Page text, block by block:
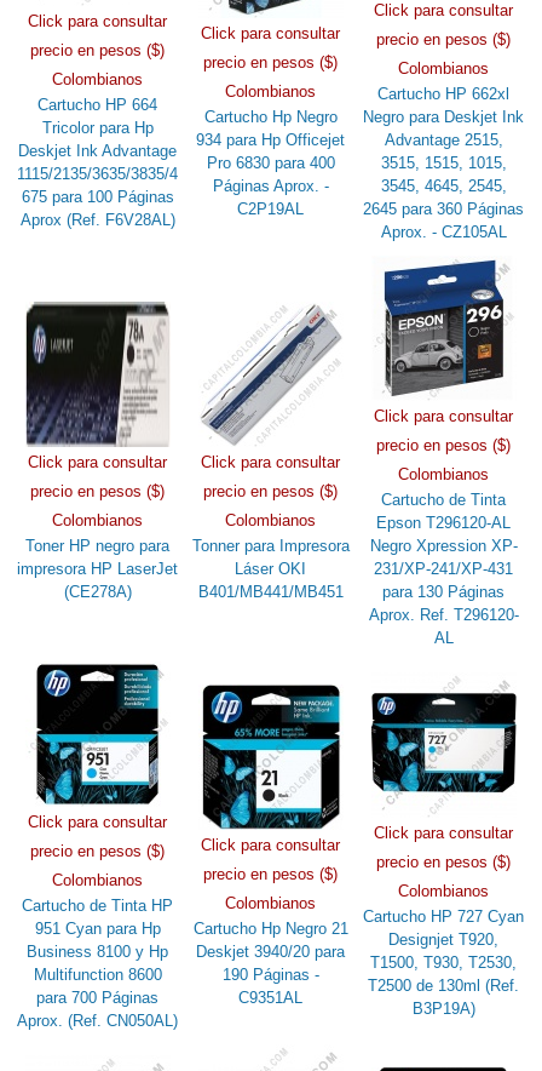
Click para consultar
precio en pesos ($)
Colombianos
Cartucho HP 664
Tricolor para Hp
Deskjet Ink Advantage
1115/2135/3635/3835/4
675 para 100 Páginas
Aprox (Ref. F6V28AL)
Click para consultar
precio en pesos ($)
Colombianos
Cartucho Hp Negro
934 para Hp Officejet
Pro 6830 para 400
Páginas Aprox. -
C2P19AL
Click para consultar
precio en pesos ($)
Colombianos
Cartucho HP 662xl
Negro para Deskjet Ink
Advantage 2515,
3515, 1515, 1015,
3545, 4645, 2545,
2645 para 360 Páginas
Aprox. - CZ105AL
Click para consultar
precio en pesos ($)
Colombianos
Toner HP negro para
impresora HP LaserJet
(CE278A)
Click para consultar
precio en pesos ($)
Colombianos
Tonner para Impresora
Láser OKI
B401/MB441/MB451
Click para consultar
precio en pesos ($)
Colombianos
Cartucho de Tinta
Epson T296120-AL
Negro Xpression XP-
231/XP-241/XP-431
para 130 Páginas
Aprox. Ref. T296120-
AL
Click para consultar
precio en pesos ($)
Colombianos
Cartucho de Tinta HP
951 Cyan para Hp
Business 8100 y Hp
Multifunction 8600
para 700 Páginas
Aprox. (Ref. CN050AL)
Click para consultar
precio en pesos ($)
Colombianos
Cartucho Hp Negro 21
Deskjet 3940/20 para
190 Páginas -
C9351AL
Click para consultar
precio en pesos ($)
Colombianos
Cartucho HP 727 Cyan
Designjet T920,
T1500, T930, T2530,
T2500 de 130ml (Ref.
B3P19A)